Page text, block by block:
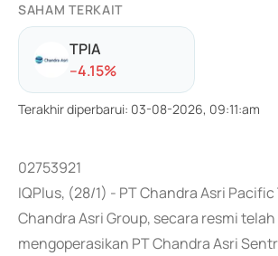
SAHAM TERKAIT
TPIA
--4.15%
Terakhir diperbarui: 03-08-2026, 09:11:am
02753921
IQPlus, (28/1) - PT Chandra Asri
Chandra Asri Group, secara resmi telah
mengoperasikan PT Chandra Asri